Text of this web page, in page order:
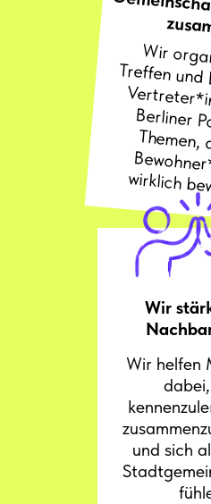
Wir
Treffen
Berliner
wirklich
Wir
Wir helfen
und sich